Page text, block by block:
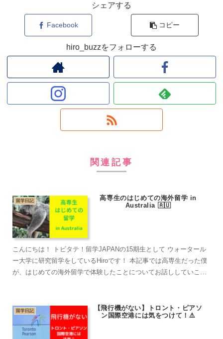
シェアする
Facebook コピー
hiro_buzzをフォローする
関連記事
留学日記
高専生のはじめての海外留学 in
Australia 🇦🇺
こんにちは！ トビタテ！留学JAPANの15期生として ウォータール
ー大学に研究留学をしているHiroです！ 本記事では高専生だった僕
が、はじめての海外留学で体験したことについてお話ししていこう
留学日記
【飛行機がない】トロント・ピアソ
ン国際空港には気をつけて！⚠️